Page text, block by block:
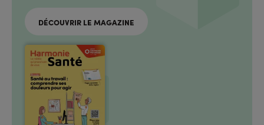
DÉCOUVRIR LE MAGAZINE